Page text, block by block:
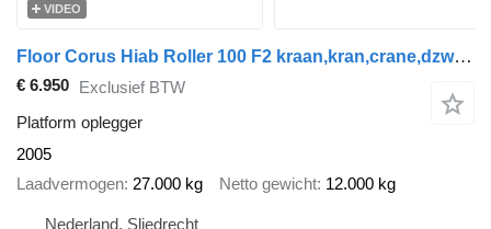
VIDEO
Floor Corus Hiab Roller 100 F2 kraan,kran,crane,dzwig,manipilator,Deut
€ 6.950 Exclusief BTW
Platform oplegger
2005
Laadvermogen 27.000 kg Netto gewicht 12.000 kg
Nederland, Sliedrecht